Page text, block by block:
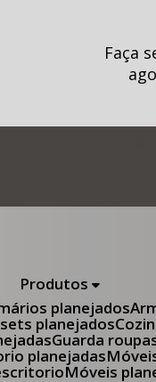
Faça
Produtos
planejados
planejados
Guarda
planejadas
Móveis